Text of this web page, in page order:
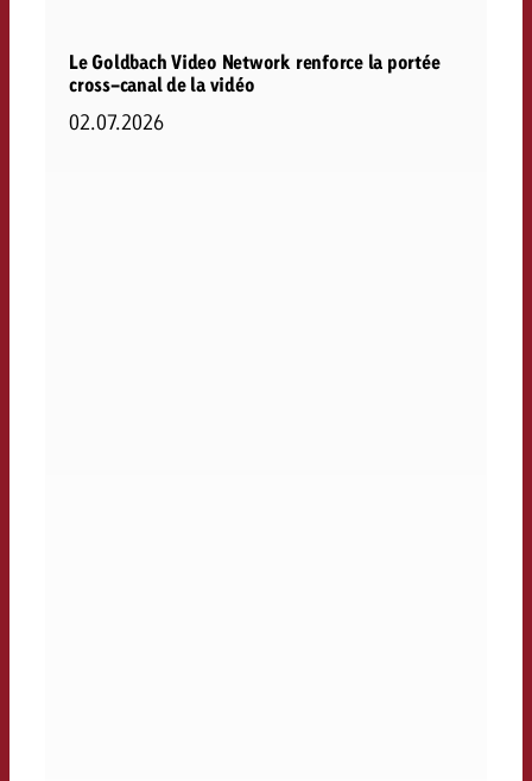
Le Goldbach Video Network renforce la portée
cross-canal de la vidéo
02.07.2026